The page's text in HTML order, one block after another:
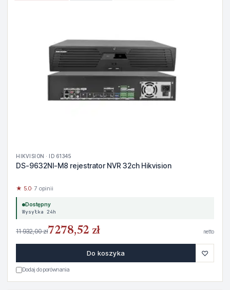
HIKVISION · ID 61345
DS-9632NI-M8 rejestrator NVR 32ch Hikvision
★ 5.0· 7 opinii
Dostępny
Wysyłka 24h
11 932,00 zł7278,52 zł netto
Do koszyka ♡
Dodaj do porównania